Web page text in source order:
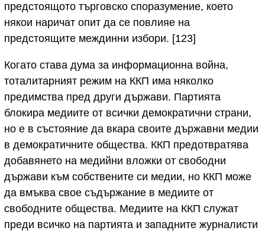
предстоящото търговско споразумение, което
някои наричат опит да се повлияе на
предстоящите междинни избори. [123]
Когато става дума за информационна война,
тоталитарният режим на ККП има няколко
предимства пред други държави. Партията
блокира медиите от всички демократични страни,
но е в състояние да вкара своите държавни медии
в демократичните общества. ККП предотвратява
добавянето на медийни вложки от свободни
държави към собствените си медии, но ККП може
да вмъква свое съдържание в медиите от
свободните общества. Медиите на ККП служат
преди всичко на партията и западните журналисти